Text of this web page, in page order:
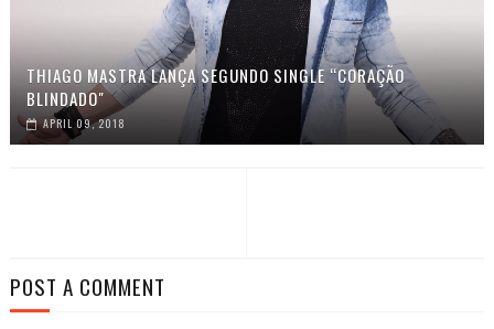
THIAGO MASTRA LANÇA SEGUNDO SINGLE “CORAÇÃO
BLINDADO"
APRIL 09, 2018
POST A COMMENT